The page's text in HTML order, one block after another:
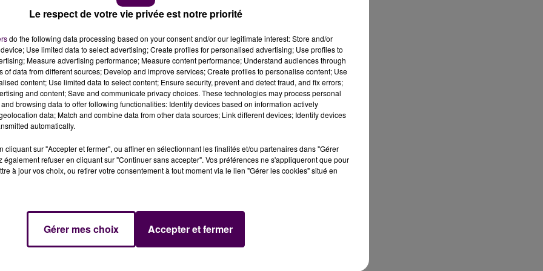
(63-70), le MSB est éliminé en quarts de finale
Bartecheky, a également officialisé son départ pour
Clark, tous les deux blessés, le MSB n’est pas
Antarès. Comme 48 heures plus tôt dans le Rhône, les
(63-70) contre les Villeurbannais. Ce second succès
finale. De leur côté, les joueurs du MSB sont à présent
coach, Éric Bartecheky, a également confirmé qu’il
"Bartoche"comme on l’appelait ici a signé un
Sarthe sur un échec en playoffs, mais avec la
de France la saison dernière, et d’avoir disputé deux
Le respect de votre vie privée est notre priorité
do the following data processing based on your consent and/or our legitimate interest: Store and/or
Use limited data to select advertising; Create profiles for personalised advertising; Use profiles to
Measure advertising performance; Measure content performance; Understand audiences through
of data from different sources; Develop and improve services; Create profiles to personalise content; Use
content; Use limited data to select content; Ensure security, prevent and detect fraud, and fix errors;
and content; Save and communicate privacy choices. These technologies may process personal
browsing data to offer following functionalities: Identify devices based on information actively
data; Match and combine data from other data sources; Link different devices; Identify devices
automatically.
cliquant sur "Accepter et fermer", ou affiner en sélectionnant les finalités et/ou partenaires dans "Gérer
également refuser en cliquant sur "Continuer sans accepter". Vos préférences ne s'appliqueront que pour
à jour vos choix, ou retirer votre consentement à tout moment via le lien "Gérer les cookies" situé en
Gérer mes choix Accepter et fermer